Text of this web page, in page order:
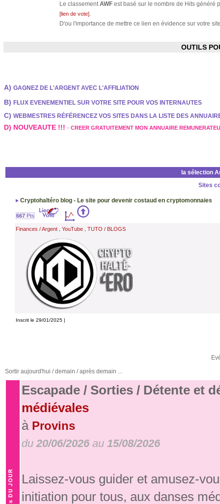
Le classementAWF est basé sur le nombre de Hits généré
[lien de vote].
D'ou l'importance de mettre ce lien en évidence sur votre
OUTILS
A) GAGNEZ DE L'ARGENT AVEC L'AFFILIATION
B) FLUX EVENEMENTIEL SUR VOTRE SITE POUR VOS INTERNAUTES
C) WEBMESTRES RÉFÉRENCEZ VOS SITES DANS LA LISTE DES
D) NOUVEAUTE !!! - CREER GRATUITEMENT MON ANNUAIRE
la sélection
Sites
Cryptohaltéro blog - Le site pour devenir costaud en cryptomonnaies
667Pts
Finances / Argent, YouTube, TUTO / BLOGS
Inscrit le 29/01/2025 |
Sortir aujourd'hui / demain / après demain ...
Escapade / Sorties / Détente et
médiévales
à Provins
du 20/06/2026 au 15/08/2026
Laissez-vous guider et amusez-
initiation pour tous, aux danses